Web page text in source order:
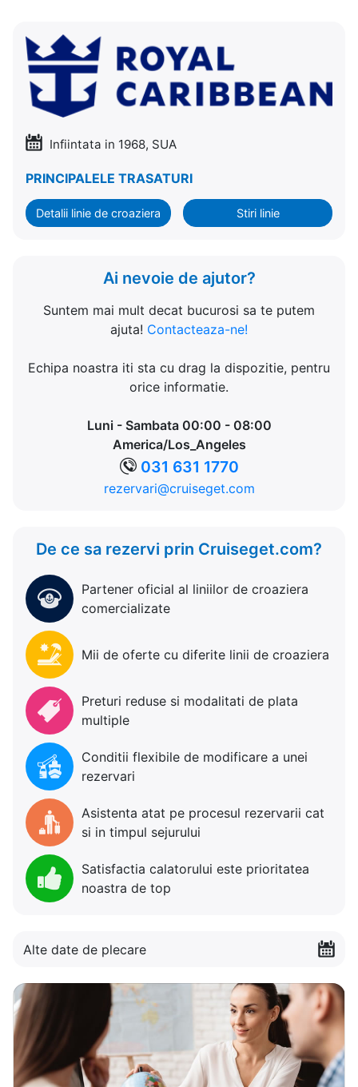
Infiintata in 1968, SUA
PRINCIPALELE TRASATURI
Detalii linie de croaziera Stiri linie
Ai nevoie de ajutor?
Suntem mai mult decat bucurosi sa te putem
ajuta! Contacteaza-ne!
Echipa noastra iti sta cu drag la dispozitie, pentru
orice informatie.
Luni - Sambata 00:00 - 08:00
America/Los_Angeles
031 631 1770
rezervari@cruiseget.com
De ce sa rezervi prin Cruiseget.com?
Partener oficial al liniilor de croaziera
comercializate
Mii de oferte cu diferite linii de croaziera
Preturi reduse si modalitati de plata
multiple
Conditii flexibile de modificare a unei
rezervari
Asistenta atat pe procesul rezervarii cat
si in timpul sejurului
Satisfactia calatorului este prioritatea
noastra de top
Alte date de plecare